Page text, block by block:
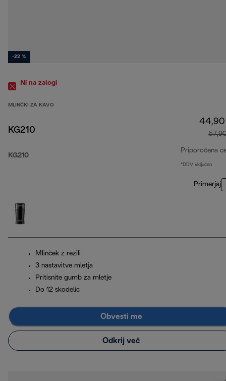
-22 %
Ni na zalogi
MLINČKI ZA KAVO
KG210
KG210
Priporočena
*DDV vključen
Primerjaj
Mlinček z rezili
3 nastavitve mletja
Pritisnite gumb za mletje
Do 12 skodelic
Obvesti me
Odkrij več